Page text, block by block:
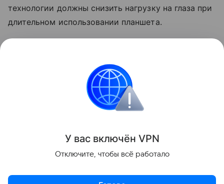
технологии должны снизить нагрузку на глаза при
длительном использовании планшета.
обзоре Hi-Tech Mail
Планшеты
Поделиться
У вас включён VPN
Отключите, чтобы всё работало